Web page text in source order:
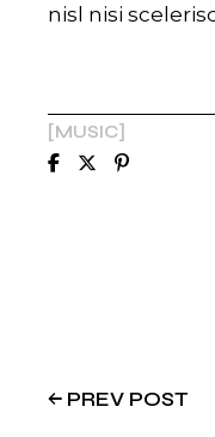
nisl nisi
MUSIC
PREV POST